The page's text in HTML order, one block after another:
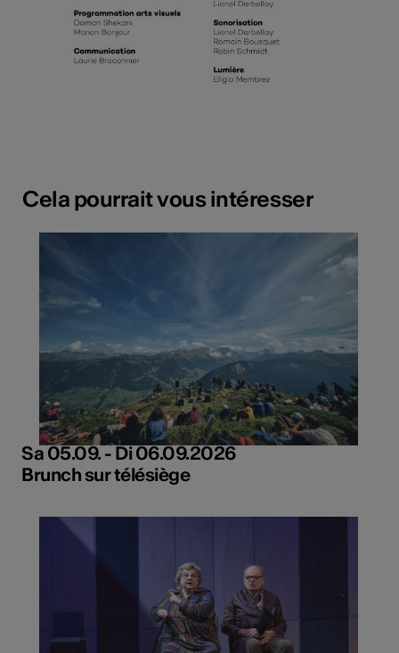
Cela pourrait vous intéresser
Sa 05.09. - Di 06.09.2026
Brunch sur télésiège